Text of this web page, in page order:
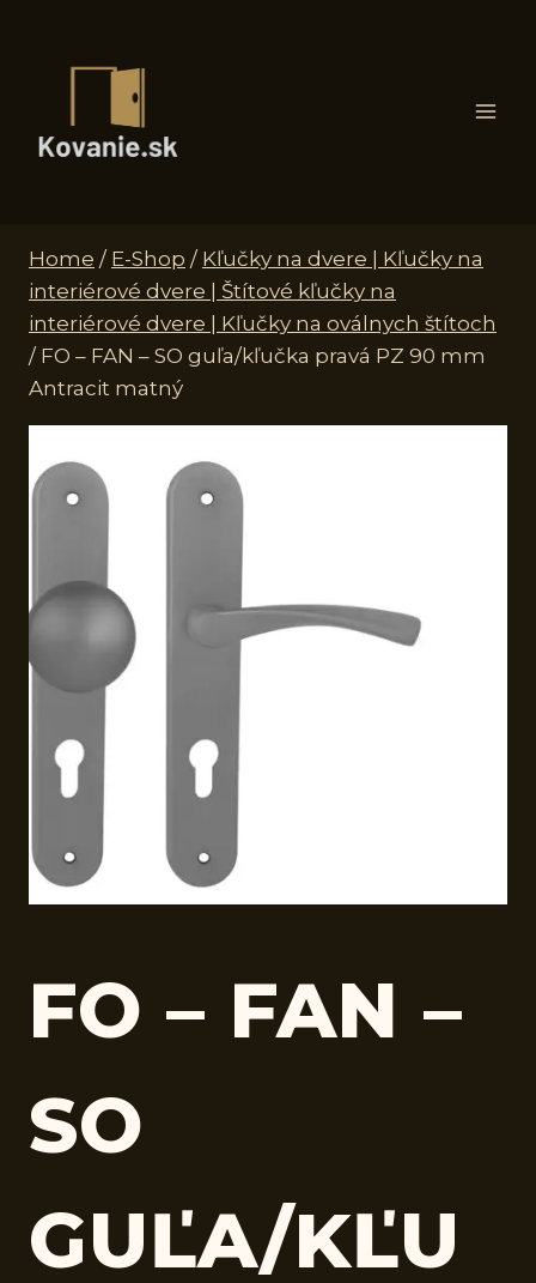
Home / E-Shop / Kľučky na dvere | Kľučky na
interiérové dvere | Štítové kľučky na
interiérové dvere | Kľučky na oválnych štítoch
/ FO – FAN – SO guľa/kľučka pravá PZ 90 mm
Antracit matný
FO – FAN –
SO
GUĽA/KĽU